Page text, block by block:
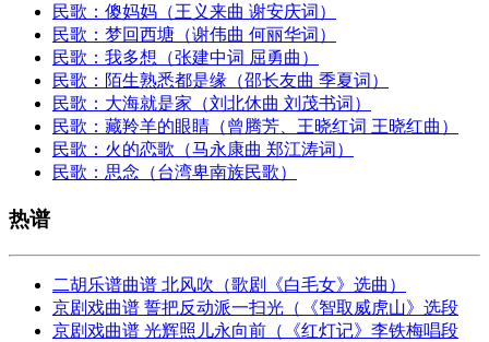
民歌：傻妈妈（王义来曲 谢安庆词）
民歌：梦回西塘（谢伟曲 何丽华词）
民歌：我多想（张建中词 屈勇曲）
民歌：陌生熟悉都是缘（邵长友曲 季夏词）
民歌：大海就是家（刘北休曲 刘茂书词）
民歌：藏羚羊的眼睛（曾腾芳、王晓红词 王晓红曲）
民歌：火的恋歌（马永康曲 郑江涛词）
民歌：思念（台湾卑南族民歌）
热谱
二胡乐谱曲谱 北风吹（歌剧《白毛女》选曲）
京剧戏曲谱 誓把反动派一扫光（《智取威虎山》选段
京剧戏曲谱 光辉照儿永向前（《红灯记》李铁梅唱段